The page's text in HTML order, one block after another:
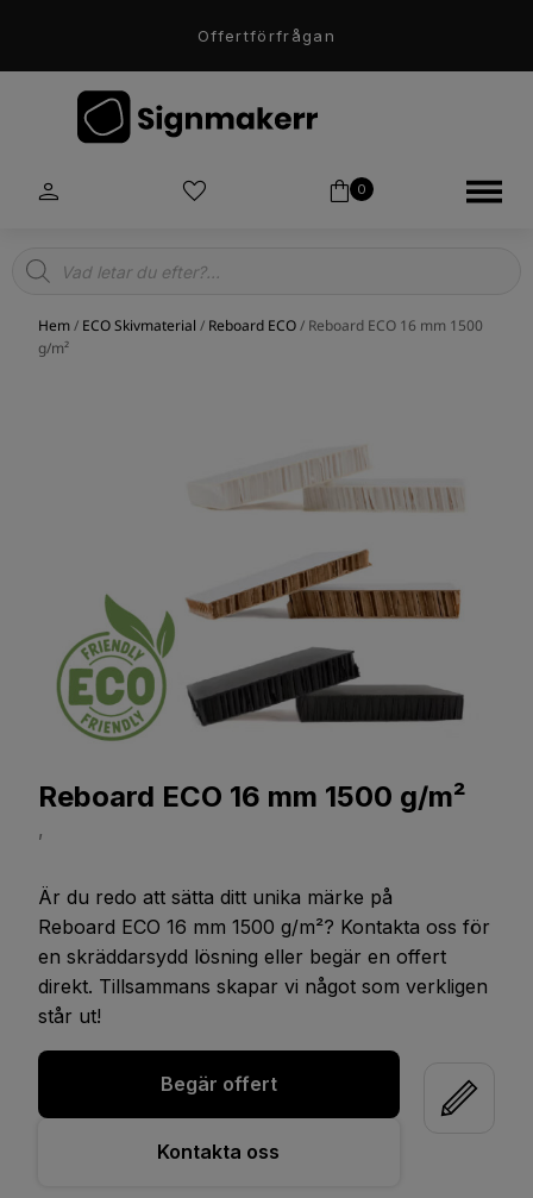
Offertförfrågan
0
Products
search
Hem/ ECO Skivmaterial / Reboard ECO/ Reboard ECO 16 mm 1500
g/m²
Reboard ECO 16 mm 1500 g/m²
,
Är du redo att sätta ditt unika märke på
Reboard ECO 16 mm 1500 g/m²? Kontakta oss för
en skräddarsydd lösning eller begär en offert
direkt. Tillsammans skapar vi något som verkligen
står ut!
Begär offert
Kontakta oss